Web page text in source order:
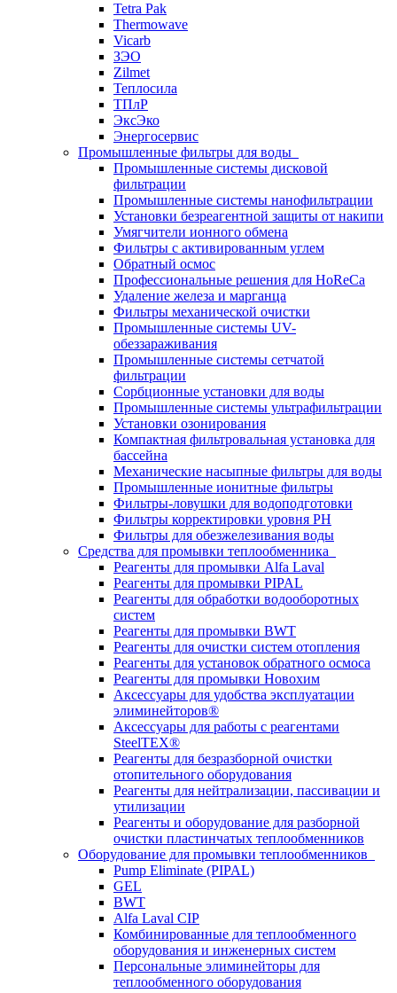
Tetra Pak
Thermowave
Vicarb
ЗЭО
Zilmet
Теплосила
ТПлР
ЭксЭко
Энергосервис
Промышленные фильтры для воды
Промышленные системы дисковой
фильтрации
Промышленные системы нанофильтрации
Установки безреагентной защиты от накипи
Умягчители ионного обмена
Фильтры с активированным углем
Обратный осмос
Профессиональные решения для HoReCa
Удаление железа и марганца
Фильтры механической очистки
Промышленные системы UV-
обеззараживания
Промышленные системы сетчатой
фильтрации
Сорбционные установки для воды
Промышленные системы ультрафильтрации
Установки озонирования
Компактная фильтровальная установка для
бассейна
Механические насыпные фильтры для воды
Промышленные ионитные фильтры
Фильтры-ловушки для водоподготовки
Фильтры корректировки уровня PH
Фильтры для обезжелезивания воды
Средства для промывки теплообменника
Реагенты для промывки Alfa Laval
Реагенты для промывки PIPAL
Реагенты для обработки водооборотных
систем
Реагенты для промывки BWT
Реагенты для очистки систем отопления
Реагенты для установок обратного осмоса
Реагенты для промывки Новохим
Аксессуары для удобства эксплуатации
элиминейторов®
Аксессуары для работы с реагентами
SteelTEX®
Реагенты для безразборной очистки
отопительного оборудования
Реагенты для нейтрализации, пассивации и
утилизации
Реагенты и оборудование для разборной
очистки пластинчатых теплообменников
Оборудование для промывки теплообменников
Pump Eliminate (PIPAL)
GEL
BWT
Alfa Laval CIP
Комбинированные для теплообменного
оборудования и инженерных систем
Персональные элиминейторы для
теплообменного оборудования